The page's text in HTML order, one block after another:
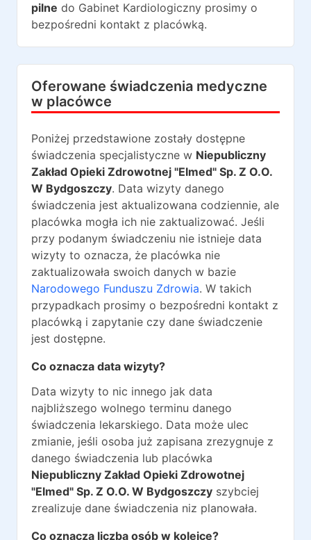
pilne do Gabinet Kardiologiczny prosimy o
bezpośredni kontakt z placówką.
Oferowane świadczenia medyczne
w placówce
Poniżej przedstawione zostały dostępne
świadczenia specjalistyczne w Niepubliczny
Zakład Opieki Zdrowotnej "Elmed" Sp. Z O.O.
W Bydgoszczy. Data wizyty danego
świadczenia jest aktualizowana codziennie, ale
placówka mogła ich nie zaktualizować. Jeśli
przy podanym świadczeniu nie istnieje data
wizyty to oznacza, że placówka nie
zaktualizowała swoich danych w bazie
Narodowego Funduszu Zdrowia. W takich
przypadkach prosimy o bezpośredni kontakt z
placówką i zapytanie czy dane świadczenie
jest dostępne.
Co oznacza data wizyty?
Data wizyty to nic innego jak data
najbliższego wolnego terminu danego
świadczenia lekarskiego. Data może ulec
zmianie, jeśli osoba już zapisana zrezygnuje z
danego świadczenia lub placówka
Niepubliczny Zakład Opieki Zdrowotnej
"Elmed" Sp. Z O.O. W Bydgoszczy szybciej
zrealizuje dane świadczenia niz planowała.
Co oznacza liczba osób w kolejce?